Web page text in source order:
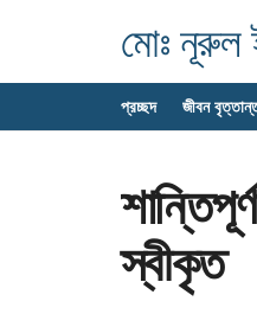
মোঃ নূরুল
প্রচ্ছদ জীবন
স্বীকৃত